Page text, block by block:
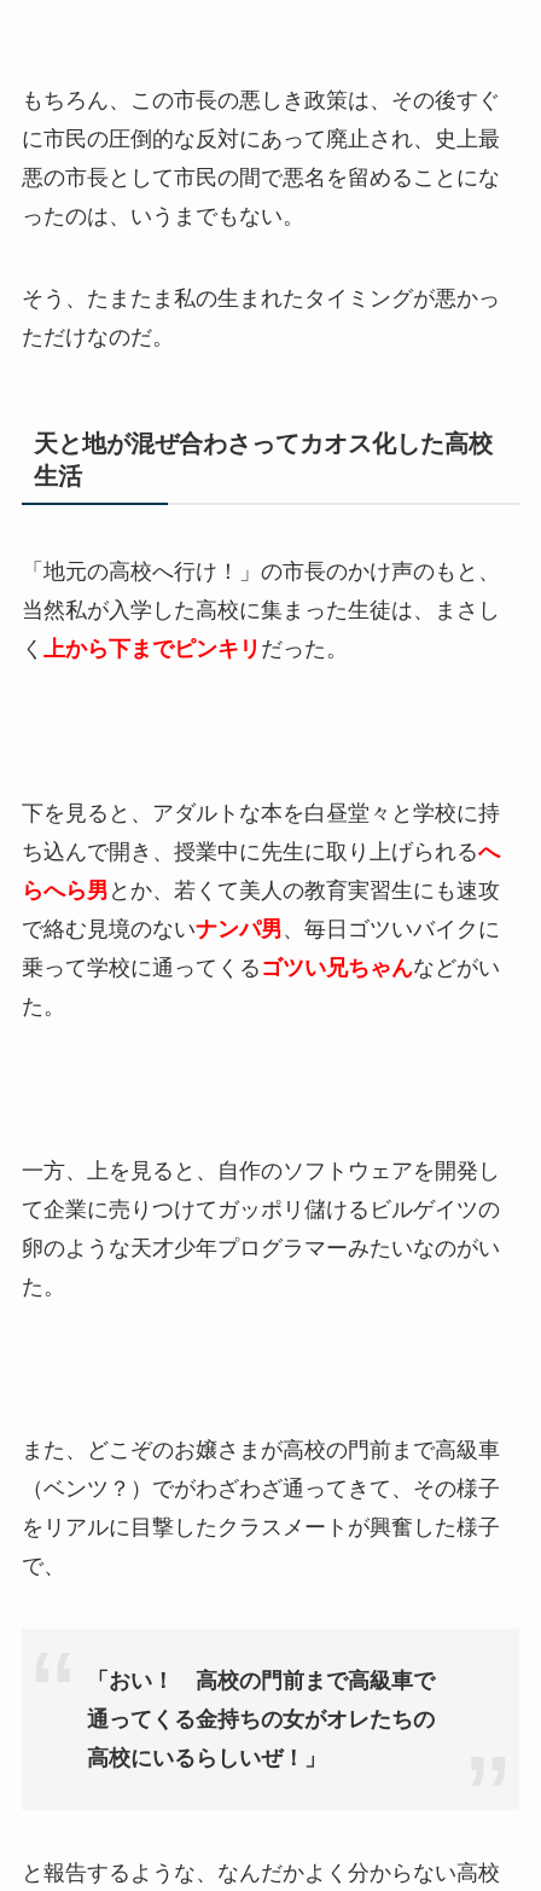
もちろん、この市長の悪しき政策は、その後すぐ
に市民の圧倒的な反対にあって廃止され、史上最
悪の市長として市民の間で悪名を留めることにな
ったのは、いうまでもない。
そう、たまたま私の生まれたタイミングが悪かっ
ただけなのだ。
天と地が混ぜ合わさってカオス化した高校
生活
「地元の高校へ行け！」の市長のかけ声のもと、
当然私が入学した高校に集まった生徒は、まさし
く 上から下までピンキリ だった。
下を見ると、アダルトな本を白昼堂々と学校に持
ち込んで開き、授業中に先生に取り上げられるへ
らへら男 とか、若くて美人の教育実習生にも速攻
で絡む見境のないナンパ男、毎日ゴツいバイクに
乗って学校に通ってくる ゴツい兄ちゃんなどがい
た。
一方、上を見ると、自作のソフトウェアを開発し
て企業に売りつけてガッポリ儲けるビルゲイツの
卵のような天才少年プログラマーみたいなのがい
た。
また、どこぞのお嬢さまが高校の門前まで高級車
（ベンツ？）でがわざわざ通ってきて、その様子
をリアルに目撃したクラスメートが興奮した様子
で、
「おい！ 高校の門前まで高級車で
通ってくる金持ちの女がオレたちの
高校にいるらしいぜ！」
と報告するような、なんだかよく分からない高校